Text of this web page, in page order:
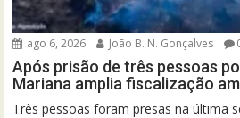
ago 6, 2026 João B. N. Gonçalves
Após prisão de três pessoas
Mariana amplia fiscalização
Três pessoas foram presas na última